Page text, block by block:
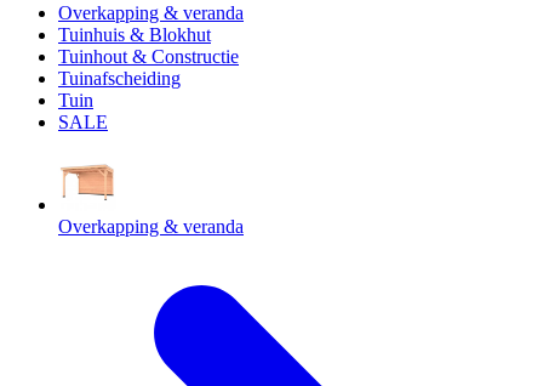
Overkapping & veranda
Tuinhuis & Blokhut
Tuinhout & Constructie
Tuinafscheiding
Tuin
SALE
Overkapping & veranda